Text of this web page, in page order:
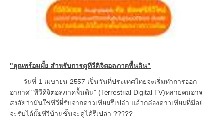
"คุณพร้อมมั้ย สำหรับการดูทีวีดิจิตอลภาคพื้นดิน"
วันที่ 1 เมษายน 2557 เป็นวันที่ประเทศไทยจะเริ่มทำการออก
อากาศ "ทีวีดิจิตอลภาคพื้นดิน" (Terrestrial Digital TV)หลายคนอาจ
สงสัยว่ามันใช่ทีวีที่รับจากดาวเทียมรึเปล่า แล้วกล่องดาวเทียมที่มีอยู่
จะรับได้มั้ยทีวีบ้านชั้นจะดูได้รึเปล่า ?????